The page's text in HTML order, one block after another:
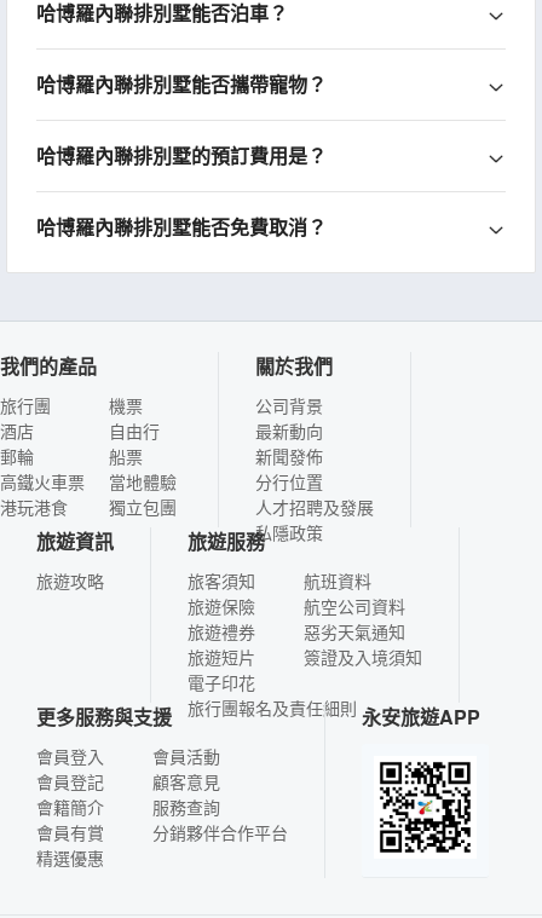
哈博羅內聯排別墅能否泊車？
哈博羅內聯排別墅能否攜帶寵物？
哈博羅內聯排別墅的預訂費用是？
哈博羅內聯排別墅能否免費取消？
我們的產品
旅行團
酒店
郵輪
高鐵火車票
港玩港食
機票
自由行
船票
當地體驗
獨立包團
關於我們
公司背景
最新動向
新聞發佈
分行位置
人才招聘及發展
私隱政策
旅遊資訊
旅遊攻略
旅遊服務
旅客須知
旅遊保險
旅遊禮券
旅遊短片
電子印花
航班資料
航空公司資料
惡劣天氣通知
簽證及入境須知
旅行團報名及責任細則
更多服務與支援
會員登入
會員登記
會籍簡介
會員有賞
精選優惠
會員活動
顧客意見
服務查詢
分銷夥伴合作平台
永安旅遊APP